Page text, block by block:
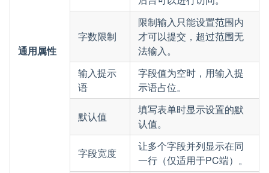
通用属性
字数限制
限制输入只能设置范围内
才可以提交，超过范围无
法输入。
输入提示
语
字段值为空时，用输入提
示语占位。
默认值
填写表单时显示设置的默
认值。
字段宽度
让多个字段并列显示在同
一行（仅适用于PC端）。